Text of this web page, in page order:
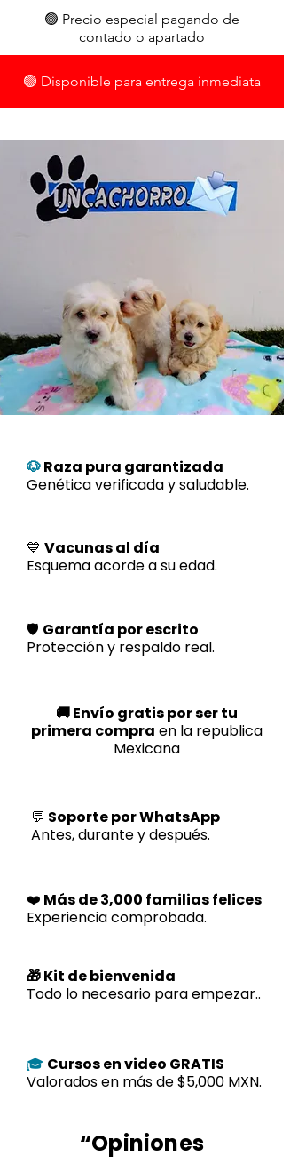
🟢 Precio especial pagando de
contado o apartado
🟢 Disponible para entrega inmediata
🐶Raza pura garantizada
Genética verificada y saludable.
💙 Vacunas al día
Esquema acorde a su edad.
🛡️ Garantía por escrito
Protección y respaldo real.
🚚 Envío gratis por ser tu
primera compra en la republica
Mexicana
💬 Soporte por WhatsApp
Antes, durante y después.
❤️ Más de 3,000 familias felices
Experiencia comprobada.
🎁 Kit de bienvenida
Todo lo necesario para empezar..
🎓 Cursos en video GRATIS
Valorados en más de $5,000 MXN.
“Opiniones